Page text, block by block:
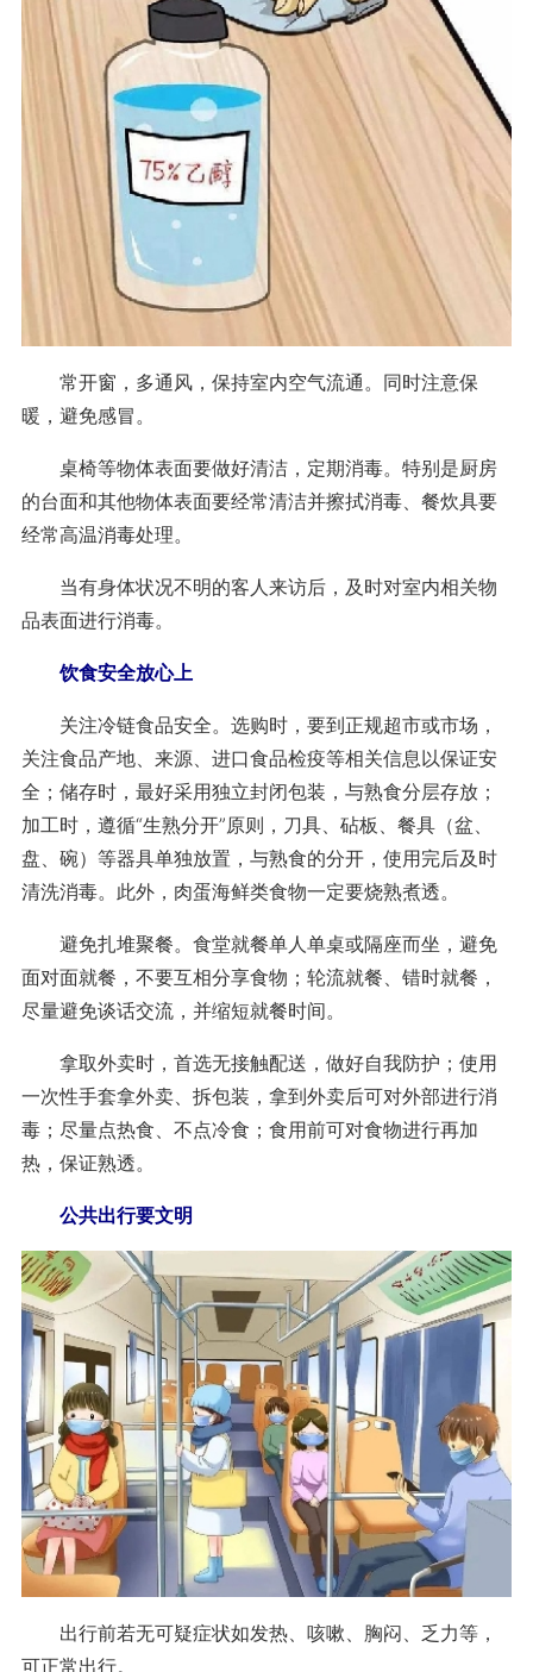
常开窗，多通风，保持室内空气流通。同时注意保
暖，避免感冒。
桌椅等物体表面要做好清洁，定期消毒。特别是厨房
的台面和其他物体表面要经常清洁并擦拭消毒、餐炊具要
经常高温消毒处理。
当有身体状况不明的客人来访后，及时对室内相关物
品表面进行消毒。
饮食安全放心上
关注冷链食品安全。选购时，要到正规超市或市场，
关注食品产地、来源、进口食品检疫等相关信息以保证安
全；储存时，最好采用独立封闭包装，与熟食分层存放；
加工时，遵循“生熟分开”原则，刀具、砧板、餐具（盆、
盘、碗）等器具单独放置，与熟食的分开，使用完后及时
清洗消毒。此外，肉蛋海鲜类食物一定要烧熟煮透。
避免扎堆聚餐。食堂就餐单人单桌或隔座而坐，避免
面对面就餐，不要互相分享食物；轮流就餐、错时就餐，
尽量避免谈话交流，并缩短就餐时间。
拿取外卖时，首选无接触配送，做好自我防护；使用
一次性手套拿外卖、拆包装，拿到外卖后可对外部进行消
毒；尽量点热食、不点冷食；食用前可对食物进行再加
热，保证熟透。
公共出行要文明
出行前若无可疑症状如发热、咳嗽、胸闷、乏力等，
可正常出行。